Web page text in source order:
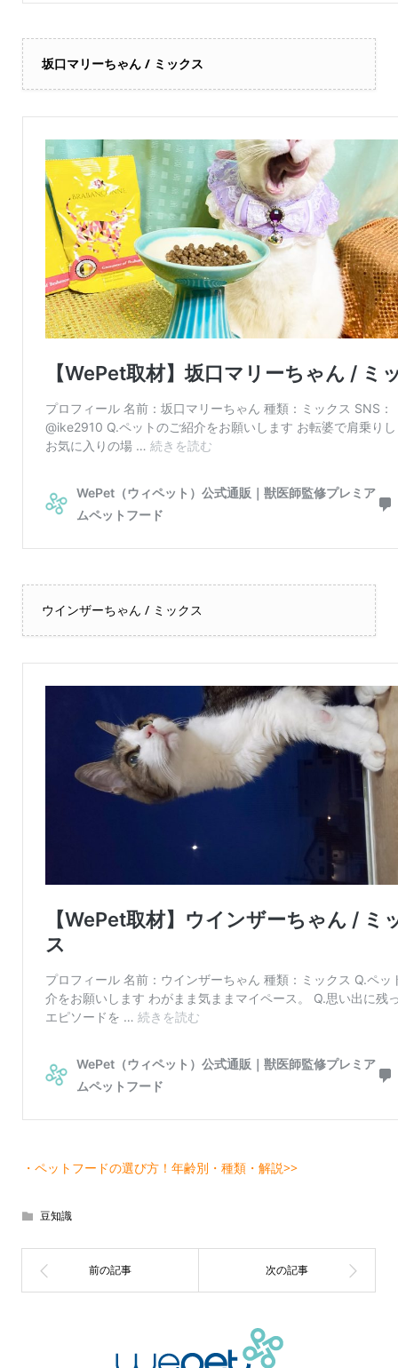
坂口マリーちゃん / ミックス
ウインザーちゃん / ミックス
・ペットフードの選び方！年齢別・種類・解説>>
豆知識